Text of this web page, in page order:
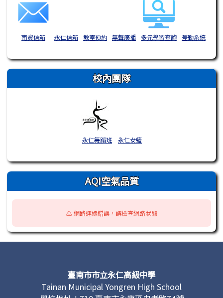
南資信箱 永仁信箱 教室預約 無聲廣播 多元學習查詢 差勤系統
校內團隊
永仁舞蹈班 永仁女籃
AQI空氣品質
⚠️ 網路連線錯誤，請檢查網路狀態
臺南市市立永仁高級中學
Tainan Municipal Yongren High School